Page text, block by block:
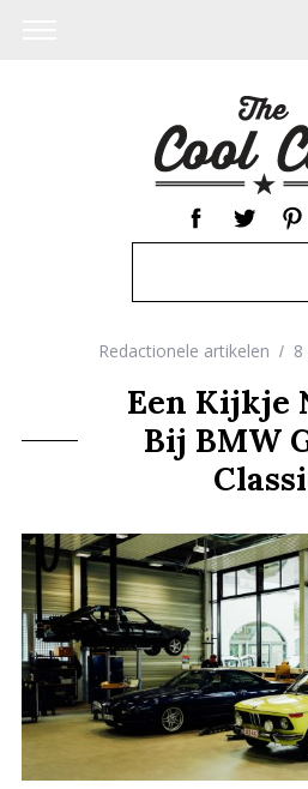
r
c
r
:
Redactionele artikelen
Een Kijkje
Bij BMW